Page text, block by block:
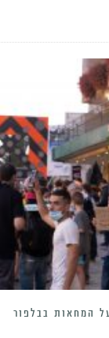
המחאות בבלפור